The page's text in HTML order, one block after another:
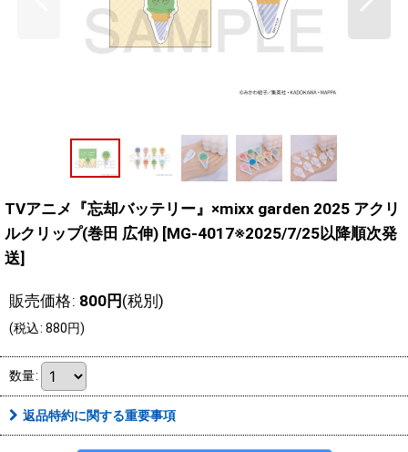
TVアニメ『忘却バッテリー』×mixx garden 2025 アクリ
ルクリップ(巻田 広伸) [MG-4017※2025/7/25以降順次発
送]
販売価格: 800円 (税別)
(税込: 880円)
数量:
返品特約に関する重要事項